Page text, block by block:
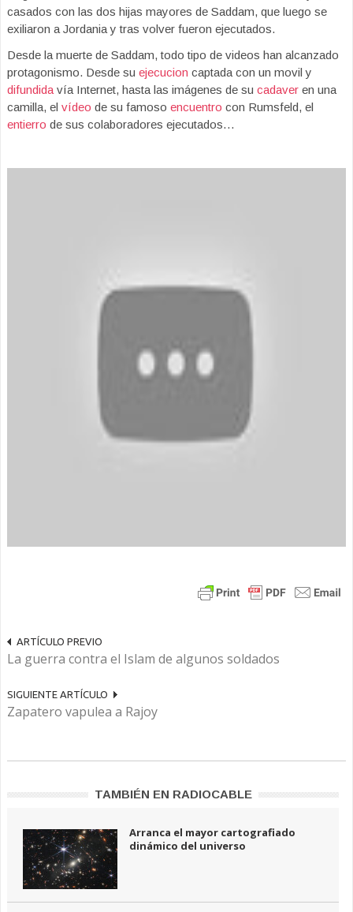
casados con las dos hijas mayores de Saddam, que luego se
exiliaron a Jordania y tras volver fueron ejecutados.
Desde la muerte de Saddam, todo tipo de videos han alcanzado
protagonismo. Desde su ejecucion captada con un movil y
difundida vía Internet, hasta las imágenes de su cadaver en una
camilla, el vídeo de su famoso encuentro con Rumsfeld, el
entierro de sus colaboradores ejecutados…
ARTÍCULO PREVIO
La guerra contra el Islam de algunos soldados
SIGUIENTE ARTÍCULO
Zapatero vapulea a Rajoy
TAMBIÉN EN RADIOCABLE
Arranca el mayor cartografiado
dinámico del universo